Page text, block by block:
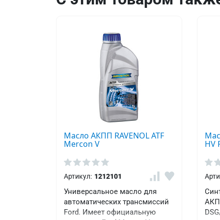
Масло АКПП RAVENOL ATF
Mercon V
Артикул: 1212101
Универсальное масло для
автоматических трансмиссий
Ford. Имеет официальную
HV